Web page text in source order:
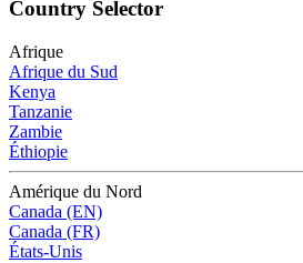
Country Selector
Afrique
Afrique du Sud
Kenya
Tanzanie
Zambie
Éthiopie
Amérique du Nord
Canada (EN)
Canada (FR)
États-Unis